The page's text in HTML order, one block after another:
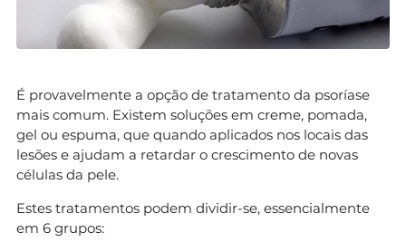
É provavelmente a opção de tratamento da psoríase
mais comum. Existem soluções em creme, pomada,
gel ou espuma, que quando aplicados nos locais das
lesões e ajudam a retardar o crescimento de novas
células da pele.
Estes tratamentos podem dividir-se, essencialmente
em 6 grupos: